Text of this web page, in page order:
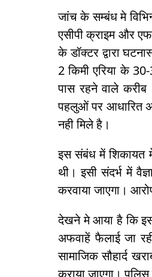
जांच के सम्बंध मे
एसीपी क्राइम और
के डॉक्टर द्वारा
2 किमी एरिया के
पास रहने वाले
पहलुओं पर आधारित
नही मिले है।
इस संबंध में शिकायत
थी। इसी संदर्भ में
करवाया जाएगा।
देखने मे आया है कि इस
अफवाहें फैलाई जा रही
सामाजिक सौहार्द
कराया जाएगा।